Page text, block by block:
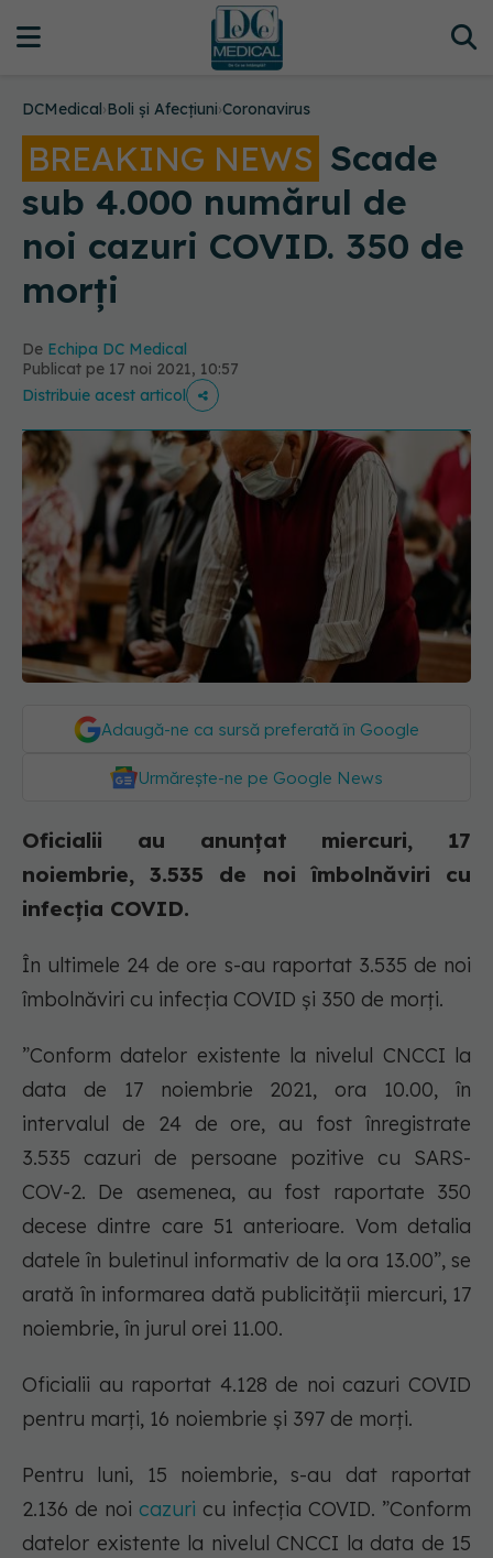
DCMedical›Boli și Afecțiuni›Coronavirus
BREAKING NEWS Scade
sub 4.000 numărul de
noi cazuri COVID. 350 de
morți
De Echipa DC Medical
Publicat pe 17 noi 2021, 10:57
Distribuie acest articol
Adaugă-ne ca sursă preferată în Google
Urmărește-ne pe Google News
Oficialii au anunțat miercuri, 17
noiembrie, 3.535 de noi îmbolnăviri cu
infecția COVID.
În ultimele 24 de ore s-au raportat 3.535 de noi
îmbolnăviri cu infecția COVID și 350 de morți.
”Conform datelor existente la nivelul CNCCI la
data de 17 noiembrie 2021, ora 10.00, în
intervalul de 24 de ore, au fost înregistrate
3.535 cazuri de persoane pozitive cu SARS-
COV-2. De asemenea, au fost raportate 350
decese dintre care 51 anterioare. Vom detalia
datele în buletinul informativ de la ora 13.00”, se
arată în informarea dată publicității miercuri, 17
noiembrie, în jurul orei 11.00.
Oficialii au raportat 4.128 de noi cazuri COVID
pentru marți, 16 noiembrie și 397 de morți.
Pentru luni, 15 noiembrie, s-au dat raportat
2.136 de noi cazuri cu infecția COVID. ”Conform
datelor existente la nivelul CNCCI la data de 15